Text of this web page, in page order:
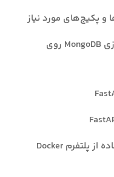
و پکیج‌های مورد نیاز
مرحله چهارم: نحوه نصب و راه‌اندازی MongoDB روی
مرحله هفتم: اجرای برنامه با استفاده از پلتفرم Docker